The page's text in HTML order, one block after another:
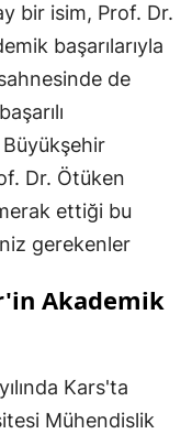
bir isim, Prof. Dr.
başarılarıyla
de
Dr. Ötüken
ettiği bu
gerekenler
Akademik
Kars'ta
Mühendislik